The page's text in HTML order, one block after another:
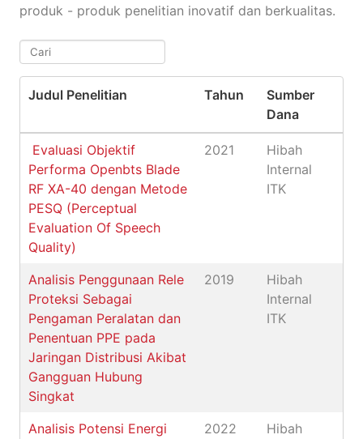
produk - produk penelitian inovatif dan berkualitas.
Judul Penelitian Tahun
Sumber
Dana
Evaluasi Objektif
Performa Openbts Blade
RF XA-40 dengan Metode
PESQ (Perceptual
Evaluation Of Speech
Quality)
2021
Hibah
Internal
ITK
Analisis Penggunaan Rele
Proteksi Sebagai
Pengaman Peralatan dan
Penentuan PPE pada
Jaringan Distribusi Akibat
Gangguan Hubung
Singkat
2019
Hibah
Internal
ITK
Analisis Potensi Energi
2022
Hibah